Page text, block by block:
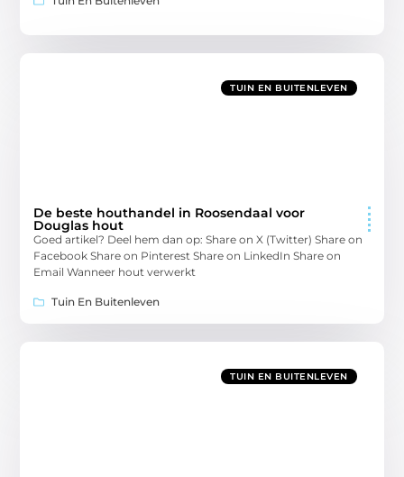
TUIN EN BUITENLEVEN
De beste houthandel in Roosendaal voor
Douglas hout
Goed artikel? Deel hem dan op: Share on X (Twitter) Share on
Facebook Share on Pinterest Share on LinkedIn Share on
Email Wanneer hout verwerkt
Tuin En Buitenleven
TUIN EN BUITENLEVEN